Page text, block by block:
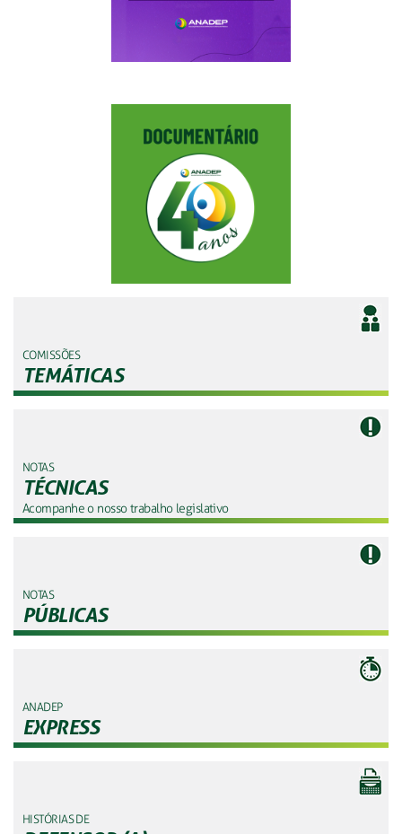
COMISSÕES
TEMÁTICAS
NOTAS
TÉCNICAS
Acompanhe o nosso trabalho legislativo
NOTAS
PÚBLICAS
ANADEP
EXPRESS
HISTÓRIAS DE